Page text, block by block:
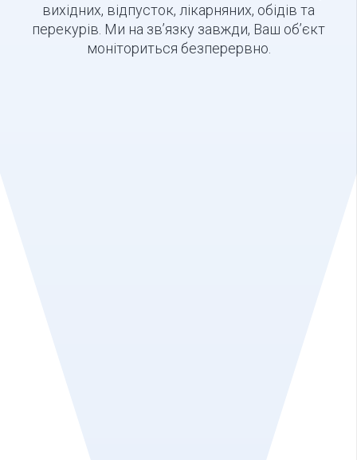
вихідних, відпусток, лікарняних, обідів та
перекурів. Ми на зв’язку завжди, Ваш об’єкт
моніториться безперервно.